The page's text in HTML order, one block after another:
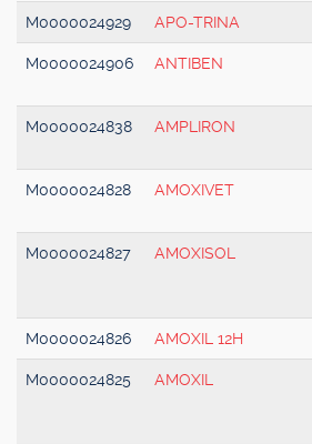
M0000024929 APO-TRINA
M0000024906 ANTIBEN
M0000024838 AMPLIRON
M0000024828 AMOXIVET
M0000024827 AMOXISOL
M0000024826 AMOXIL 12H
M0000024825 AMOXIL